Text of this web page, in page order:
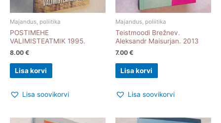
Majandus, poliitika
POSTIMEHE
VALIMISTEATMIK 1995.
8.00 €
Lisa korvi
Lisa soovikorvi
Majandus, poliitika
Teistmoodi Brežnev.
Aleksandr Maisurjan. 2013
7.00 €
Lisa korvi
Lisa soovikorvi